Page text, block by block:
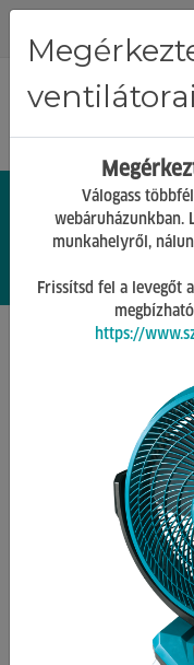
Esztergagépek
Kategóriák
Ablaktisztítógép
Akkumulátorok,
Válogass
webáruházunkban.
munkahelyről,
Frissítsd fel a levegőt
https://